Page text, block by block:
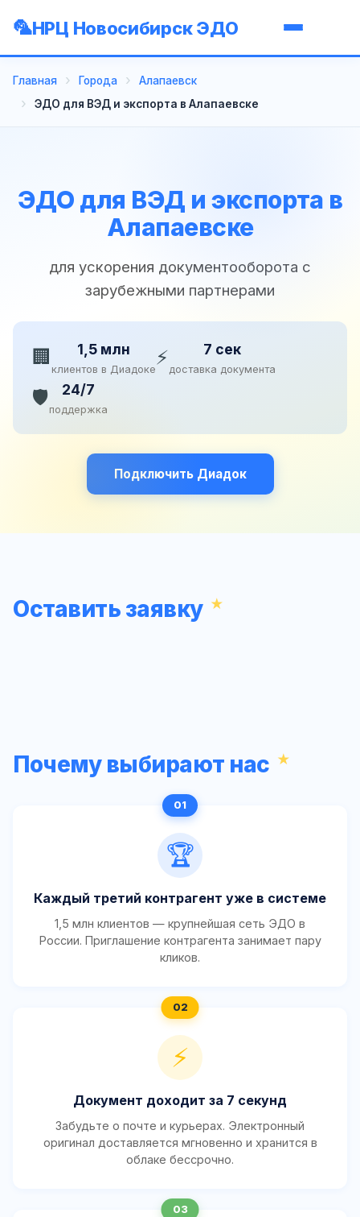
НРЦ Новосибирск ЭДО
Главная Города
Алапаевск
ЭДО для ВЭД и экспорта в Алапаевске
ЭДО для ВЭД и экспорта в
Алапаевске
для ускорения документооборота с
зарубежными партнерами
🏢 1,5 млн
клиентов в Диадоке⚡ 7 сек
доставка документа
🛡️ 24/7
поддержка
Подключить Диадок
Оставить заявку
Почему выбирают нас
🏆
Каждый третий контрагент уже в системе
1,5 млн клиентов — крупнейшая сеть ЭДО в
России. Приглашение контрагента занимает пару
кликов.
⚡
Документ доходит за 7 секунд
Забудьте о почте и курьерах. Электронный
оригинал доставляется мгновенно и хранится в
облаке бессрочно.